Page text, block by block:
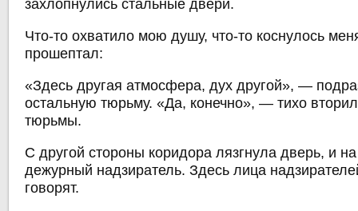
захлопнулись стальные двери.
Что-то охватило мою душу, что-то коснулось
прошептал:
«Здесь другая атмосфера, дух другой», —
остальную тюрьму. «Да, конечно», — тихо
тюрьмы.
С другой стороны коридора лязгнула дверь, и
дежурный надзиратель. Здесь лица
говорят.